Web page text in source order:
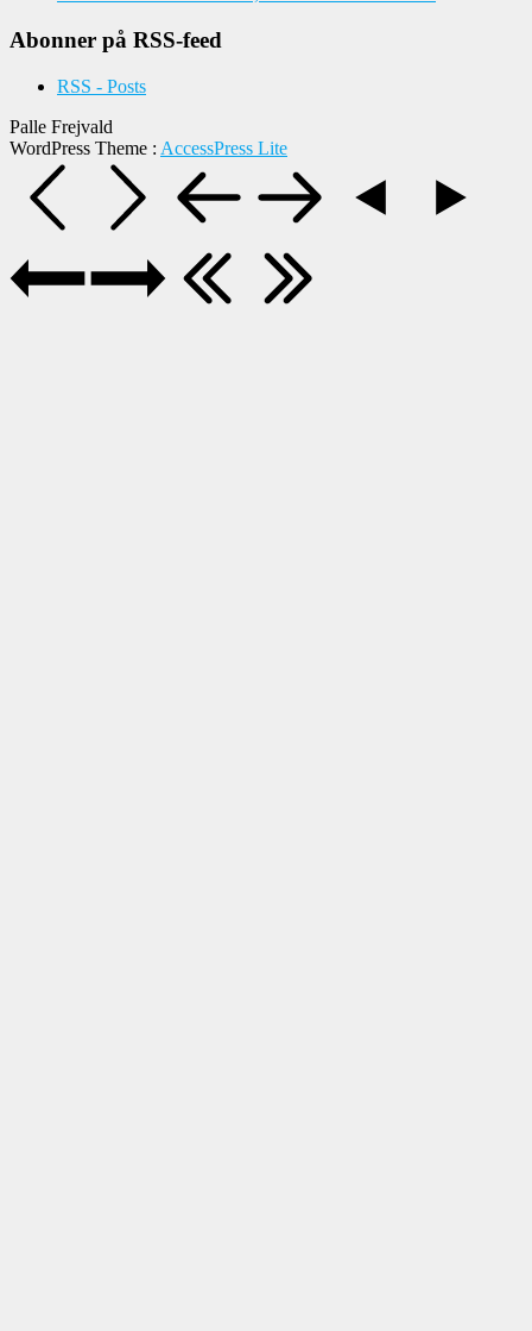
Abonner på RSS-feed
RSS - Posts
Palle Frejvald
WordPress Theme : AccessPress Lite